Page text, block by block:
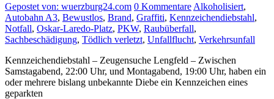
Gepostet von: wuerzburg24.com 0 Kommentare Alkoholisiert,
Autobahn A3, Bewustlos, Brand, Graffiti, Kennzeichendiebstahl,
Notfall, Oskar-Laredo-Platz, PKW, Raubüberfall,
Sachbeschädigung, Tödlich verletzt, Unfallflucht, Verkehrsunfall
Kennzeichendiebstahl – Zeugensuche Lengfeld – Zwischen
Samstagabend, 22:00 Uhr, und Montagabend, 19:00 Uhr, haben ein
oder mehrere bislang unbekannte Diebe ein Kennzeichen eines
geparkten